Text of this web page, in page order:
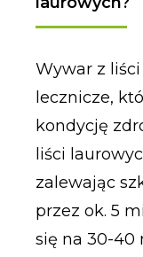
Wywar z
lecznicze,
kondycję
liści
zalewając
przez ok. 5
się na 30-40